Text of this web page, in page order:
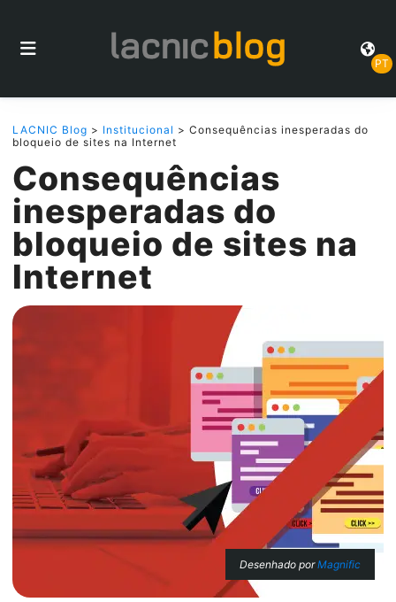
PT
LACNIC Blog > Institucional > Consequências inesperadas do
bloqueio de sites na Internet
Consequências
inesperadas do
bloqueio de sites na
Internet
Desenhado porMagnific